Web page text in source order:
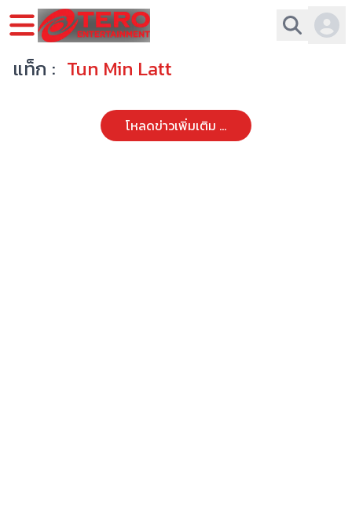
แท็ก : Tun Min Latt
โหลดข่าวเพิ่มเติม ...